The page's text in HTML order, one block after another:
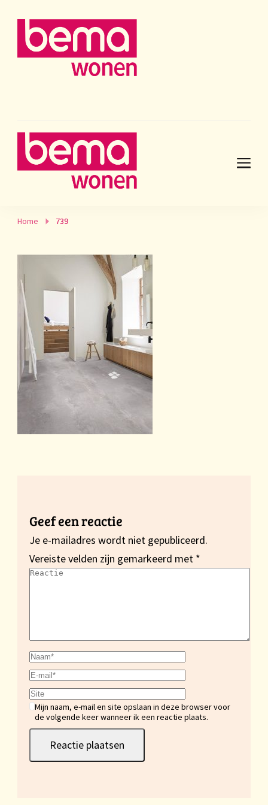
Home 739
Geef een reactie
Je e-mailadres wordt niet gepubliceerd.
Vereiste velden zijn gemarkeerd met *
Mijn naam, e-mail en site opslaan in deze browser voor
de volgende keer wanneer ik een reactie plaats.